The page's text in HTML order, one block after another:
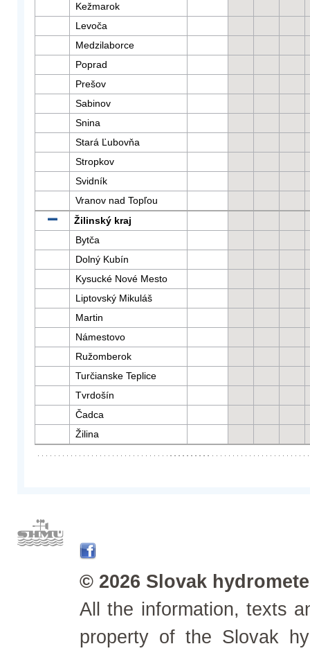
Kežmarok
Levoča
Medzilaborce
Poprad
Prešov
Sabinov
Snina
Stará Ľubovňa
Stropkov
Svidník
Vranov nad Topľou
Žilinský kraj
Bytča
Dolný Kubín
Kysucké Nové Mesto
Liptovský Mikuláš
Martin
Námestovo
Ružomberok
Turčianske Teplice
Tvrdošín
Čadca
Žilina
© 2026 Slovak
All the information, texts
property of the Slovak